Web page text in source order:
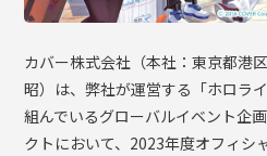
よくある質問
カバー株式会社（本社：東京都港
昭）は、弊社が運営する「ホロラ
組んでいるグローバルイベント企
クトにおいて、2023年度オフィシ